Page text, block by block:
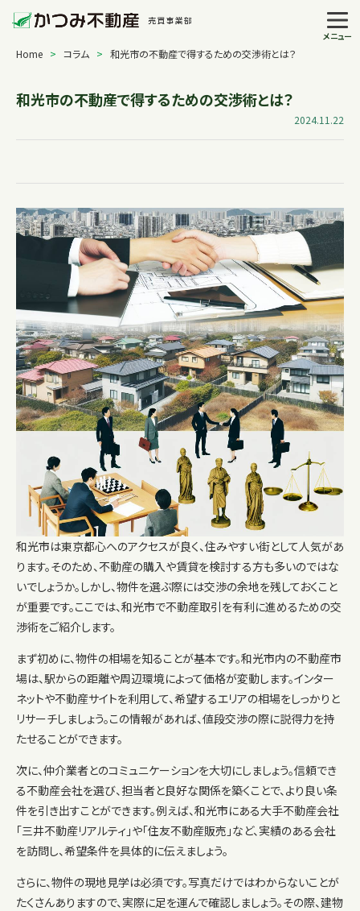
メニュー
Home > コラム > 和光市の不動産で得するための交渉術とは？
和光市の不動産で得するための交渉術とは？
2024.11.22
和光市は東京都心へのアクセスが良く、住みやすい街として人気があ
ります。そのため、不動産の購入や賃貸を検討する方も多いのではな
いでしょうか。しかし、物件を選ぶ際には交渉の余地を残しておくこと
が重要です。ここでは、和光市で不動産取引を有利に進めるための交
渉術をご紹介します。
まず初めに、物件の相場を知ることが基本です。和光市内の不動産市
場は、駅からの距離や周辺環境によって価格が変動します。インター
ネットや不動産サイトを利用して、希望するエリアの相場をしっかりと
リサーチしましょう。この情報があれば、値段交渉の際に説得力を持
たせることができます。
次に、仲介業者とのコミュニケーションを大切にしましょう。信頼でき
る不動産会社を選び、担当者と良好な関係を築くことで、より良い条
件を引き出すことができます。例えば、和光市にある大手不動産会社
「三井不動産リアルティ」や「住友不動産販売」など、実績のある会社
を訪問し、希望条件を具体的に伝えましょう。
さらに、物件の現地見学は必須です。写真だけではわからないことが
たくさんありますので、実際に足を運んで確認しましょう。その際、建物